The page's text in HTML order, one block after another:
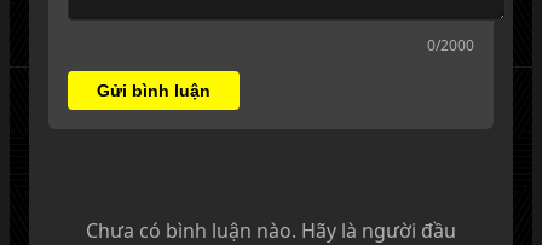
0/2000
Gửi bình luận
Chưa có bình luận nào. Hãy là người đầu